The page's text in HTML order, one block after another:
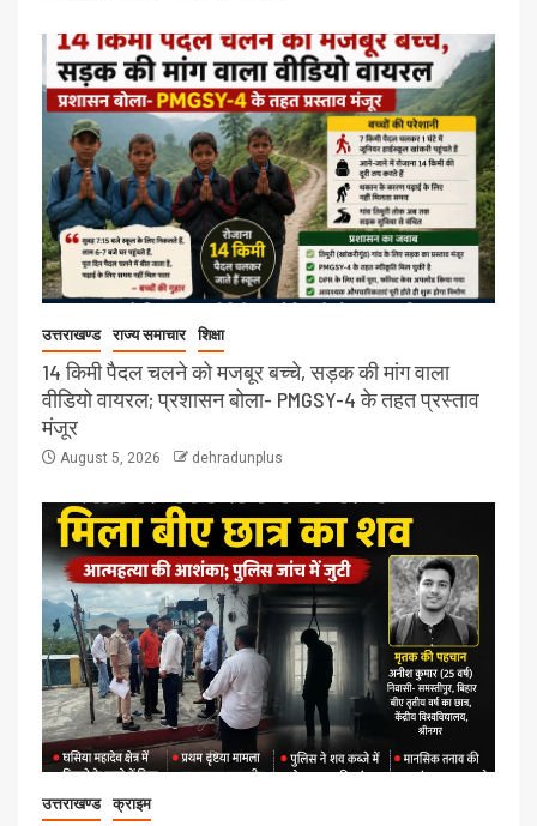
उत्तराखण्ड राज्य समाचार शिक्षा
14 किमी पैदल चलने को मजबूर बच्चे, सड़क की मांग वाला
वीडियो वायरल; प्रशासन बोला- PMGSY-4 के तहत प्रस्ताव
मंजूर
August 5, 2026 dehradunplus
उत्तराखण्ड क्राइम